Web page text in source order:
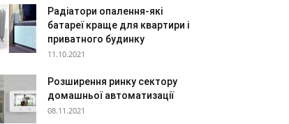
Радіатори опалення-які
батареї краще для квартири і
приватного будинку
11.10.2021
Розширення ринку сектору
домашньої автоматизації
08.11.2021